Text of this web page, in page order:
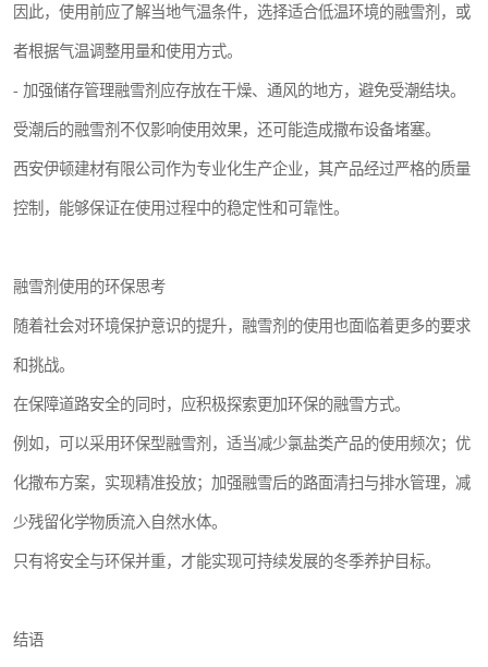
因此，使用前应了解当地气温条件，选择适合低温环境的融雪剂，或
者根据气温调整用量和使用方式。
- 加强储存管理融雪剂应存放在干燥、通风的地方，避免受潮结块。
受潮后的融雪剂不仅影响使用效果，还可能造成撒布设备堵塞。
西安伊顿建材有限公司作为专业化生产企业，其产品经过严格的质量
控制，能够保证在使用过程中的稳定性和可靠性。
融雪剂使用的环保思考
随着社会对环境保护意识的提升，融雪剂的使用也面临着更多的要求
和挑战。
在保障道路安全的同时，应积极探索更加环保的融雪方式。
例如，可以采用环保型融雪剂，适当减少氯盐类产品的使用频次；优
化撒布方案，实现精准投放；加强融雪后的路面清扫与排水管理，减
少残留化学物质流入自然水体。
只有将安全与环保并重，才能实现可持续发展的冬季养护目标。
结语